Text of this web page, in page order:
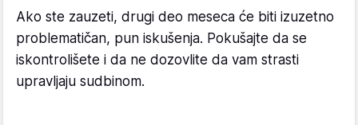
Ako ste zauzeti, drugi deo meseca će biti izuzetno
problematičan, pun iskušenja. Pokušajte da se
iskontrolišete i da ne dozovlite da vam strasti
upravljaju sudbinom.